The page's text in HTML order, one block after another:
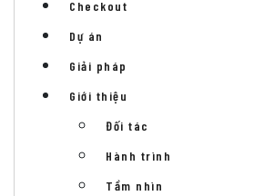
Checkout
Dự án
Giải pháp
Giới thiệu
Đối tác
Hành trình
Tầm nhìn